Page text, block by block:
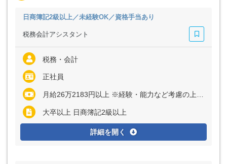
日商簿記2級以上／未経験OK／資格手当あり
税務会計アシスタント
税務・会計
正社員
月給26万2183円以上 ※経験・能力など考慮の上、決定いたします ※上記に固定残業代（月60時間分＝8万2275円以上）を含む ※超過分は別途全額支給
大卒以上 日商簿記2級以上
詳細を開く